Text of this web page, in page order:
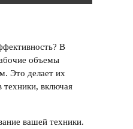
В
объемы
Это делает их
техники, включая
вашей техники.